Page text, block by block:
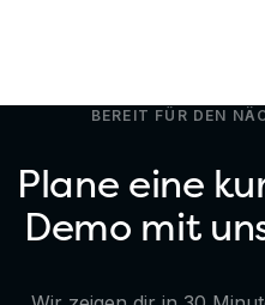
BEREIT FÜR DEN
Plane eine
Demo mit